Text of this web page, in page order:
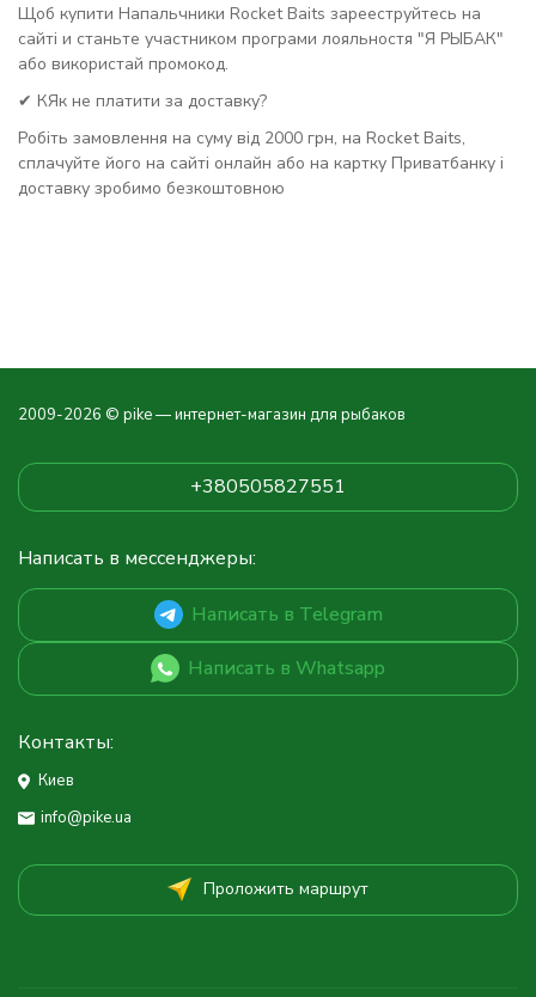
Щоб купити Напальчники Rocket Baits зарееструйтесь на
сайті и станьте участником програми лояльностя "Я РЫБАК"
або використай промокод.
✔ КЯк не платити за доставку?
Робіть замовлення на суму від 2000 грн, на Rocket Baits,
сплачуйте його на сайті онлайн або на картку Приватбанку і
доставку зробимо безкоштовною
2009-2026 © pike — интернет-магазин для рыбаков
+380505827551
Написать в мессенджеры:
Написать в Telegram
Написать в Whatsapp
Контакты:
Киев
info@pike.ua
Проложить маршрут